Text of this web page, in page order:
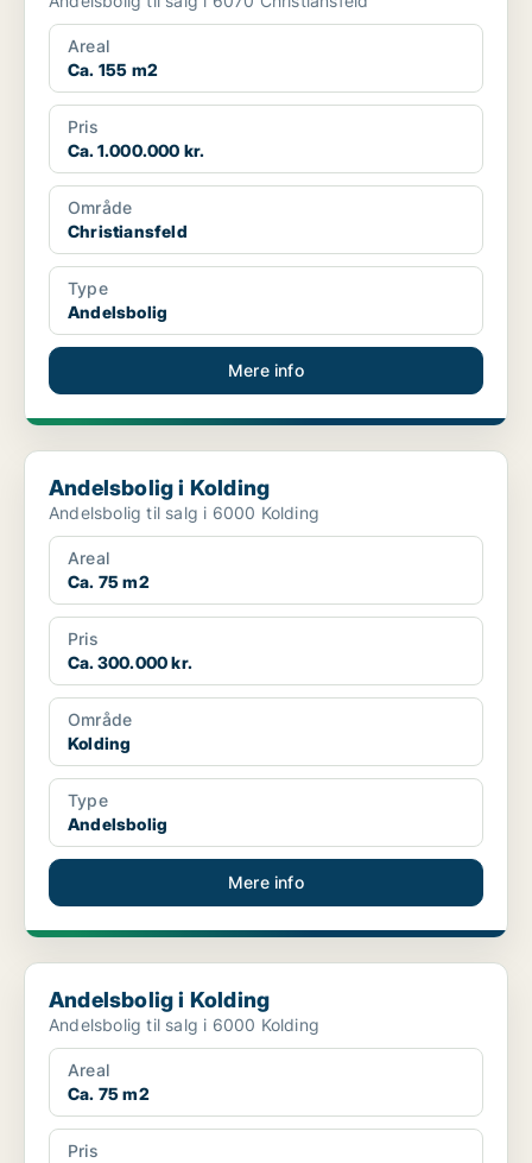
Areal
Ca. 155 m2
Pris
Ca. 1.000.000 kr.
Område
Christiansfeld
Type
Andelsbolig
Mere info
Andelsbolig i Kolding
Andelsbolig i Kolding
Andelsbolig til salg i 6000 Kolding
Areal
Ca. 75 m2
Pris
Ca. 300.000 kr.
Område
Kolding
Type
Andelsbolig
Mere info
Andelsbolig i Kolding
Andelsbolig i Kolding
Andelsbolig til salg i 6000 Kolding
Areal
Ca. 75 m2
Pris